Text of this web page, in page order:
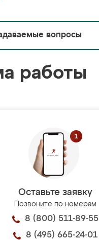
вопросы
работы
Оставьте заявку
Позвоните по номерам
8 (800) 511-89-55
8 (495) 665-24-01